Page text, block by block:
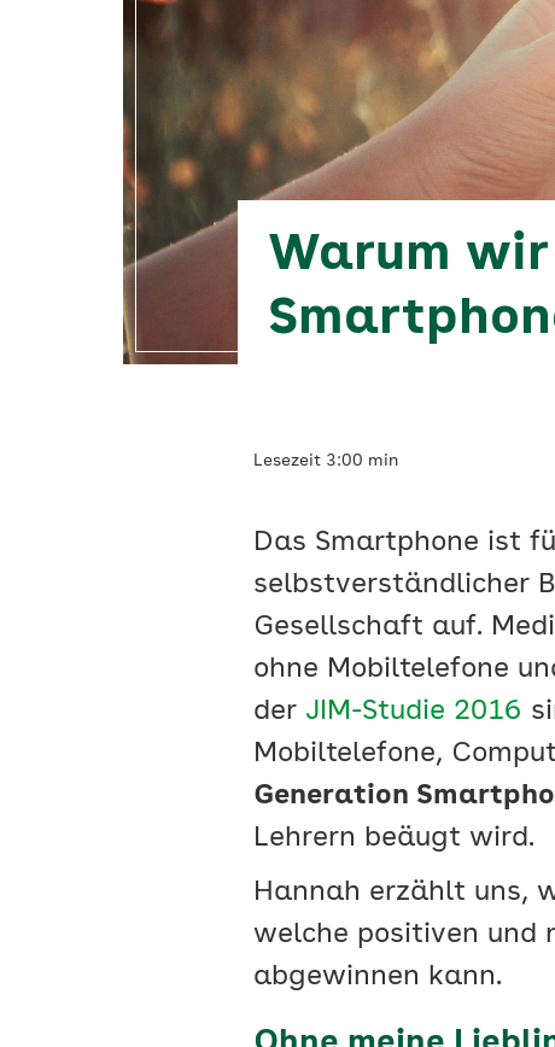
Vigozone
Warum
Lesezeit 3:00 min
Das Smartphone ist
selbstverständlicher
Gesellschaft auf.
ohne Mobiltelefone
der JIM-Studie 2016
Mobiltelefone,
Generation
Lehrern beäugt wird.
Hannah erzählt uns,
welche positiven und
abgewinnen kann.